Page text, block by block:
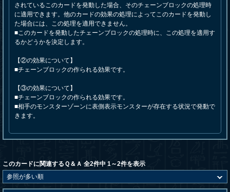
されているこのカードを発動した場合、そのチェーンブロックの処理時
に適用できます。他のカードの効果の処理によってこのカードを発動し
た場合には、この処理を適用できません。
■このカードを発動したチェーンブロックの処理時に、この処理を適用す
るかどうかを決定します。
【②の効果について】
■チェーンブロックの作られる効果です。
【③の効果について】
■チェーンブロックの作られる効果です。
■相手のモンスターゾーンに表側表示モンスターが存在する状況で発動で
きます。
このカードに関連するＱ＆Ａ 全2件中 1～2件を表示